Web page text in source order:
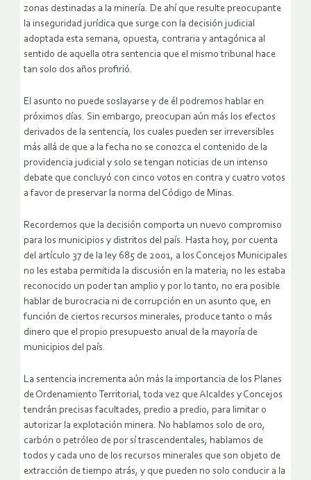
zonas destinadas a la minería. De ahí que resulte preocupante
la inseguridad jurídica que surge con la decisión judicial
adoptada esta semana, opuesta, contraria y antagónica al
sentido de aquella otra sentencia que el mismo tribunal hace
tan solo dos años profirió.
El asunto no puede soslayarse y de él podremos hablar en
próximos días. Sin embargo, preocupan aún más los efectos
derivados de la sentencia, los cuales pueden ser irreversibles
más allá de que a la fecha no se conozca el contenido de la
providencia judicial y solo se tengan noticias de un intenso
debate que concluyó con cinco votos en contra y cuatro votos
a favor de preservar la norma del Código de Minas.
Recordemos que la decisión comporta un nuevo compromiso
para los municipios y distritos del país. Hasta hoy, por cuenta
del artículo 37 de la ley 685 de 2001, a los Concejos Municipales
no les estaba permitida la discusión en la materia; no les estaba
reconocido un poder tan amplio y por lo tanto, no era posible
hablar de burocracia ni de corrupción en un asunto que, en
función de ciertos recursos minerales, produce tanto o más
dinero que el propio presupuesto anual de la mayoría de
municipios del país.
La sentencia incrementa aún más la importancia de los Planes
de Ordenamiento Territorial, toda vez que Alcaldes y Concejos
tendrán precisas facultades, predio a predio, para limitar o
autorizar la explotación minera. No hablamos solo de oro,
carbón o petróleo de por sí trascendentales; hablamos de
todos y cada uno de los recursos minerales que son objeto de
extracción de tiempo atrás, y que pueden no solo conducir a la